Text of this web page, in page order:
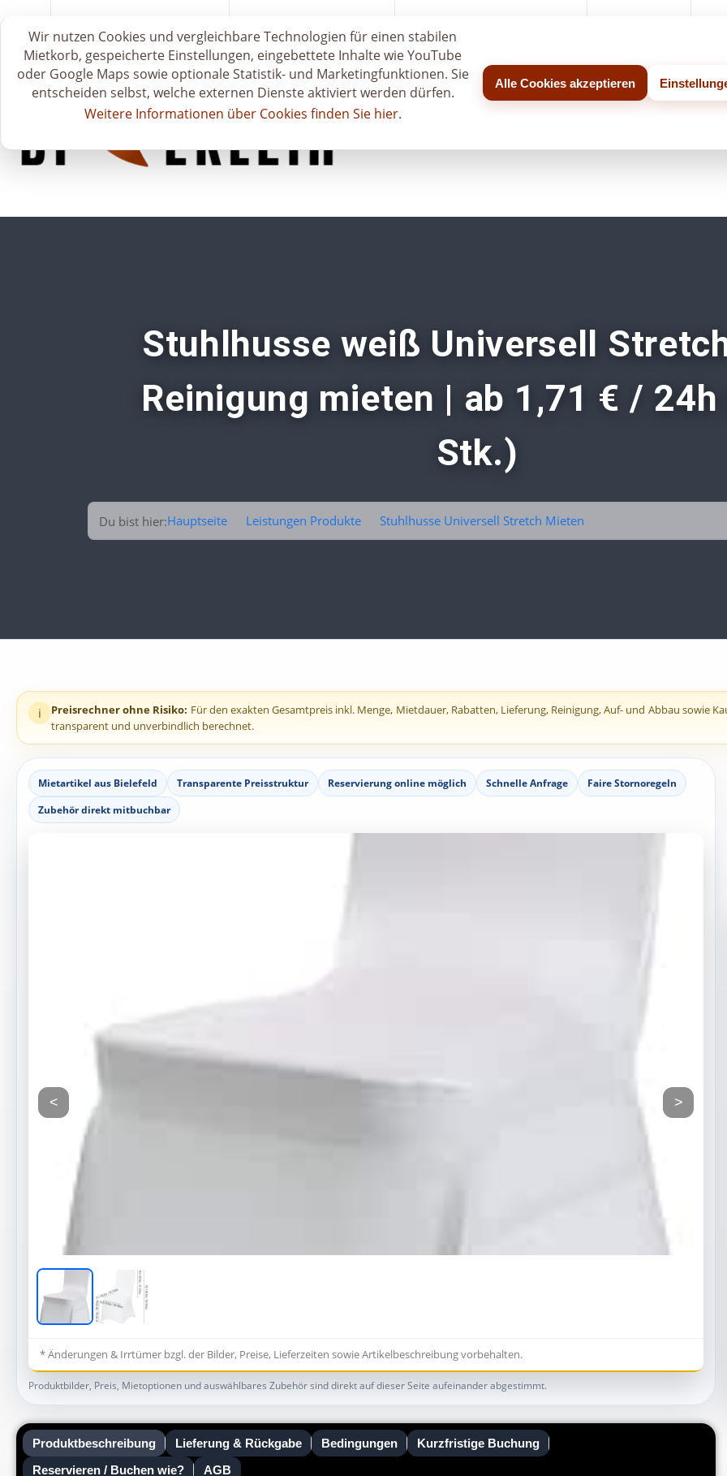
t
a
r
e
Stuhlhusse weiß Universell
Reinigung mieten | ab 1,71 € / 24h
Stk.)
Du bist hier:Hauptseite Leistungen Produkte Stuhlhusse Universell Stretch Mieten
i Preisrechner ohne Risiko: Für den exakten Gesamtpreis inkl. Menge, Mietdauer, Rabatten, Lieferung, Reinigung, Auf- und Abbau sowie
transparent und unverbindlich berechnet.
Mietartikel aus Bielefeld Transparente Preisstruktur Reservierung online möglich Schnelle Anfrage
Faire Stornoregeln
Zubehör direkt mitbuchbar
< >
* Änderungen & Irrtümer bzgl. der Bilder, Preise, Lieferzeiten sowie Artikelbeschreibung vorbehalten.
Produktbilder, Preis, Mietoptionen und auswählbares Zubehör sind direkt auf dieser Seite aufeinander abgestimmt.
Produktbeschreibung Lieferung & Rückgabe Bedingungen
Kurzfristige Buchung
Reservieren / Buchen wie?
AGB
Wir nutzen Cookies und vergleichbare Technologien für einen stabilen
Mietkorb, gespeicherte Einstellungen, eingebettete Inhalte wie YouTube
oder Google Maps sowie optionale Statistik- und Marketingfunktionen. Sie
entscheiden selbst, welche externen Dienste aktiviert werden dürfen.
Weitere Informationen über Cookies finden Sie hier.
Alle Cookies akzeptieren